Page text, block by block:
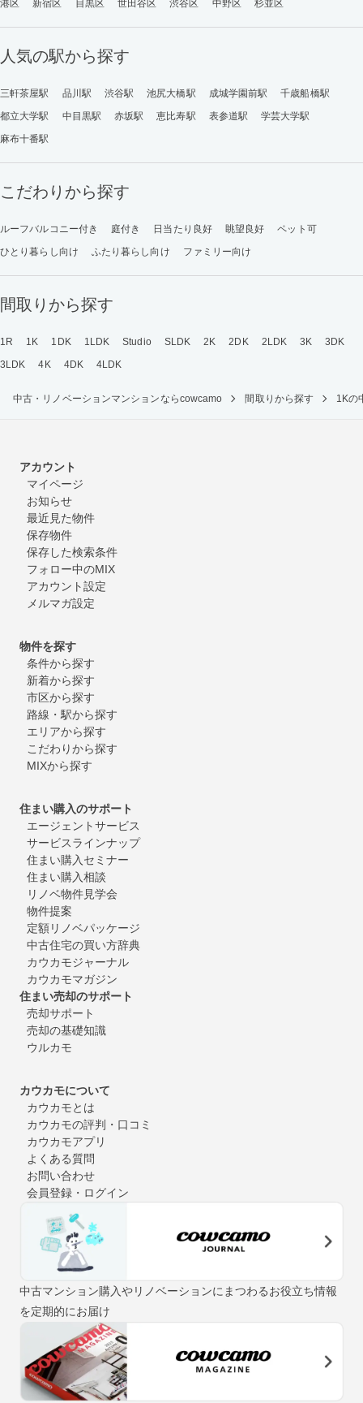
港区 新宿区 目黒区 世田谷区 渋谷区 中野区 杉並区
人気の駅から探す
三軒茶屋駅 品川駅 渋谷駅 池尻大橋駅 成城学園前駅
千歳船橋駅
都立大学駅
中目黒駅 赤坂駅 恵比寿駅 表参道駅
学芸大学駅
麻布十番駅
こだわりから探す
ルーフバルコニー付き 庭付き 日当たり良好 眺望良好
ペット可
ひとり暮らし向け
ふたり暮らし向け ファミリー向け
間取りから探す
1R 1K 1DK 1LDK Studio SLDK 2K 2DK 2LDK 3K
3DK
3LDK
4K 4DK 4LDK
中古・リノベーションマンションならcowcamo 間取りから探す 1Kの
アカウント
マイページ
お知らせ
最近見た物件
保存物件
保存した検索条件
フォロー中のMIX
アカウント設定
メルマガ設定
物件を探す
条件から探す
新着から探す
市区から探す
路線・駅から探す
エリアから探す
こだわりから探す
MIXから探す
住まい購入のサポート
エージェントサービス
サービスラインナップ
住まい購入セミナー
住まい購入相談
リノベ物件見学会
物件提案
定額リノベパッケージ
中古住宅の買い方辞典
カウカモジャーナル
カウカモマガジン
住まい売却のサポート
売却サポート
売却の基礎知識
ウルカモ
カウカモについて
カウカモとは
カウカモの評判・口コミ
カウカモアプリ
よくある質問
お問い合わせ
会員登録・ログイン
中古マンション購入やリノベーションにまつわるお役立ち情報
を定期的にお届け